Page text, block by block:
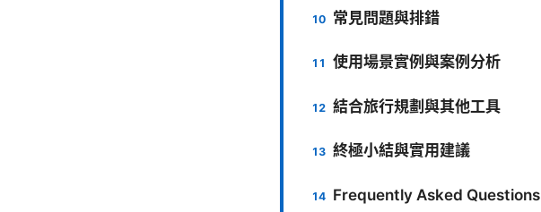
常見問題與排錯
使用場景實例與案例分析
結合旅行規劃與其他工具
終極小結與實用建議
Frequently Asked Questions